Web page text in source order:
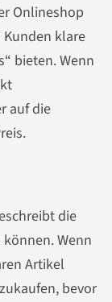
Onlineshop
klare
bieten. Wenn
auf die
die
Wenn
Artikel
bevor